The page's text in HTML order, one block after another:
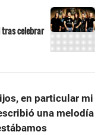
celebrar
en particular mi
una melodía